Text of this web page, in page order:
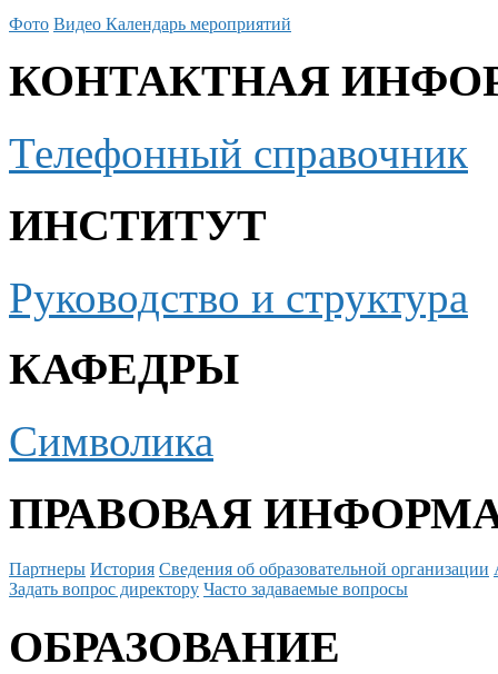
Фото Видео Календарь мероприятий
КОНТАКТНАЯ
Телефонный справочник
ИНСТИТУТ
Руководство и структура
КАФЕДРЫ
Символика
ПРАВОВАЯ
Партнеры История Сведения об образовательной организации
Задать вопрос директору Часто задаваемые вопросы
ОБРАЗОВАНИЕ